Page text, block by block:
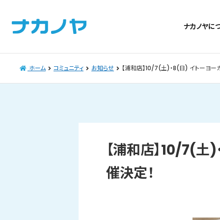
ナカノヤに
ホーム コミュニティ お知らせ 【浦和店】10/7(土)・8(日) イトーヨー
【浦和店】10/7(
催決定！